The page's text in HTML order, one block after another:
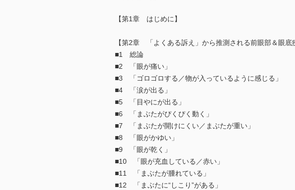
【第1章 はじめに】
【第2章 「よくある訴え」から推測される前眼部＆眼底
■1 総論
■2 「眼が痛い」
■3 「ゴロゴロする／物が入っているように感じる」
■4 「涙が出る」
■5 「目やにが出る」
■6 「まぶたがぴくぴく動く」
■7 「まぶたが開けにくい／まぶたが重い」
■8 「眼がかゆい」
■9 「眼が乾く」
■10 「眼が充血している／赤い」
■11 「まぶたが腫れている」
■12 「まぶたに“しこり”がある」